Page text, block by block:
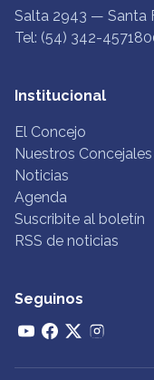
Salta 2943 — Santa
Tel: (54) 342-
Institucional
El Concejo
Nuestros Concejales
Noticias
Agenda
Suscribite al boletín
RSS de noticias
Seguinos